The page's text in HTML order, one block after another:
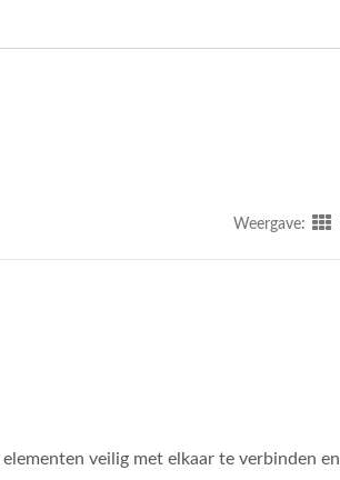
Weergave:
veilig met elkaar te verbinden en